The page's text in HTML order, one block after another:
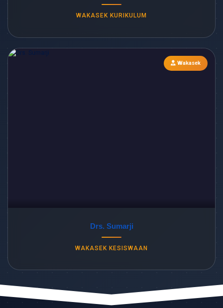
WAKASEK KURIKULUM
Wakasek
Drs. Sumarji
WAKASEK KESISWAAN